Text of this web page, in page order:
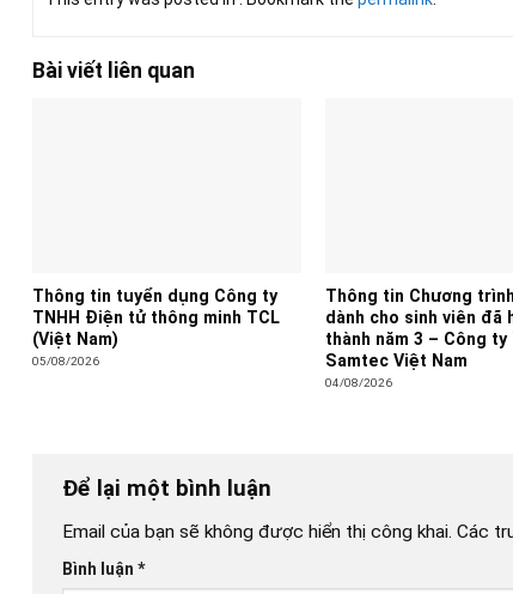
Bài viết liên quan
Thông tin tuyển dụng Công ty
TNHH Điện tử thông minh TCL
(Việt Nam)
05/08/2026
Thông tin Chương
dành cho sinh viên đã
thành năm 3 – Công ty
Samtec Việt Nam
04/08/2026
Để lại một bình luận
Email của bạn sẽ không được hiển thị công khai. Các
Bình luận *